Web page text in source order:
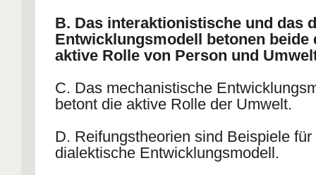
B. Das interaktionistische und das
Entwicklungsmodell betonen beide
aktive Rolle von Person und
C. Das mechanistische
betont die aktive Rolle der Umwelt.
D. Reifungstheorien sind Beispiele für
dialektische Entwicklungsmodell.